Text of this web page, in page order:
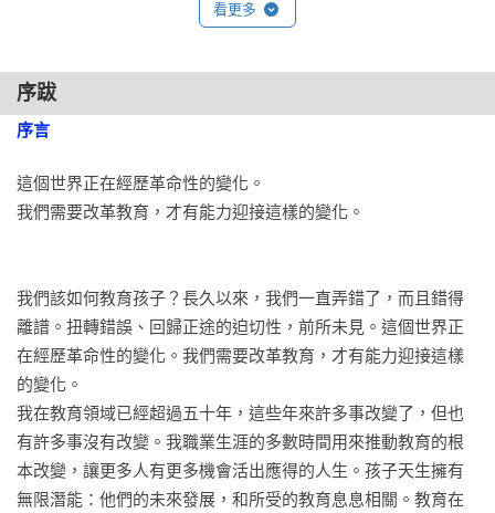
這個時代的挑戰既真實又急迫，而且人類就是問題的源頭。
要迎接地球與人類存亡的挑戰，我們必須發揮創造力，讓經濟
的發展能夠多元與永續，使生態系能夠平衡與蓬勃發展。
長期以來我們一直用同樣的方式，不斷消耗人類資源和地球自
然資源；
必須立刻解決這兩個問題，才能想望未來。
教師、家長、教育工作者齊聲讚譽（依來稿順序排列）
洪  蘭（中原大學、台北醫學大學、中央大學講座教授）
李儀婷（薩提爾教養暢銷作家）
	智力是多元、動態且獨特的。
	智力和創造力的關係密不可分，兩者缺一不可。
04 	教育的盼望
	教育必須使學生了解周遭的世界，以及自己擁有的天賦，
05 	從工廠到農場
	我們用同樣的方式，不斷消耗人類資源和地球的自然資
源。
	我們必須立刻解決這兩個問題，才有未來可言。
06 	創造奇蹟
	我們的責任是創造對的條件，讓生命和學習豐富精采。
	當我們做到了，就會發現自始至終，我們一直在創造奇
看更多
序跋
序言
這個世界正在經歷革命性的變化。
我們需要改革教育，才有能力迎接這樣的變化。
我們該如何教育孩子？長久以來，我們一直弄錯了，而且錯得
離譜。扭轉錯誤、回歸正途的迫切性，前所未見。這個世界正
在經歷革命性的變化。我們需要改革教育，才有能力迎接這樣
的變化。
我在教育領域已經超過五十年，這些年來許多事改變了，但也
有許多事沒有改變。我職業生涯的多數時間用來推動教育的根
本改變，讓更多人有更多機會活出應得的人生。孩子天生擁有
無限潛能：他們的未來發展，和所受的教育息息相關。教育在